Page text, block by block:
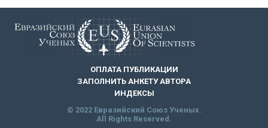
ОПЛАТА ПУБЛИКАЦИИ
ЗАПОЛНИТЬ АНКЕТУ АВТОРА
ИНДЕКСЫ
© 2022 Евразийский Союз Ученых.
All Rights Reserved.